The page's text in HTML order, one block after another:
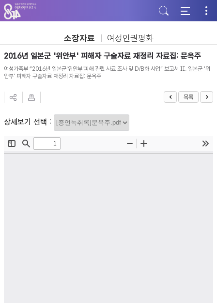
주
메
뉴
가
기
본
문
바
기
하
단
바
기
소장자료 여성인권평화
2016년 일본군 '위안부' 피해자 구술자료 재정리 자료집: 문옥주
여성가족부 “2016년 일본군'위안부'피해 관련 사료 조사 및 D/B화 사업” 보고서 II. 일본군 '위
안부' 피해자 구술자료 재정리 자료집: 문옥주
목록
상세보기 선택 :